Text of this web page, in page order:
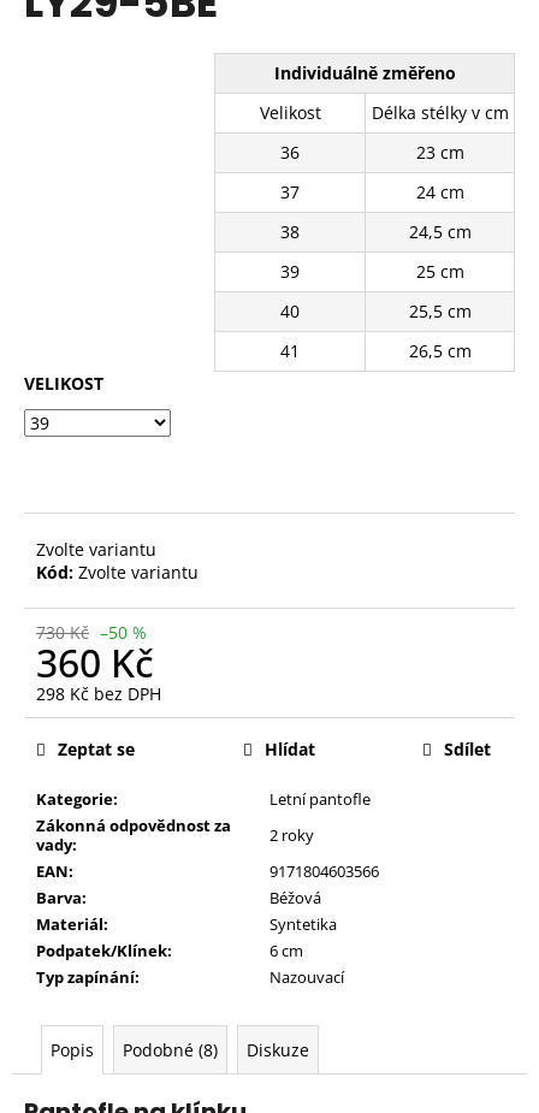
Individuálně změřeno
Velikost
Délka stélky v cm
36
23 cm
37
24 cm
38
24,5 cm
39
25 cm
40
25,5 cm
41
26,5 cm
VELIKOST
Zvolte variantu
Kód: Zvolte variantu
730 Kč –50 %
360 Kč
298 Kč bez DPH
Měrná
Kategorie:
Letní pantofle
Zákonná odpovědnost za
vady:
2 roky
EAN:
9171804603566
Barva:
Béžová
Materiál:
Syntetika
Podpatek/Klínek:
6 cm
Typ zapínání:
Nazouvací
Zeptat se Hlídat Sdílet
Popis Podobné (8) Diskuze
Kč